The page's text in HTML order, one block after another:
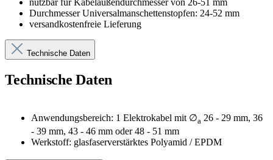
nutzbar für Kabelaußendurchmesser von 26-51 mm
DurchmesserUniversalmanschettenstopfen: 24-52 mm
versandkostenfreie Lieferung
Technische Daten
Technische Daten
Anwendungsbereich: 1 Elektrokabel mit ∅a 26 - 29 mm, 36
- 39 mm, 43 - 46 mm oder 48 - 51 mm
Werkstoff: glasfaserverstärktes Polyamid / EPDM